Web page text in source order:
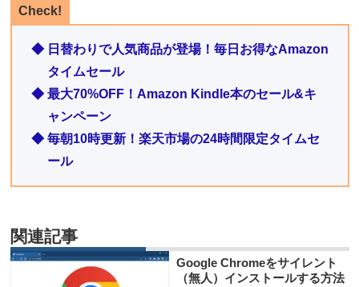
Check!
◆ 日替わりで人気商品が登場！毎日お得なAmazon
タイムセール
◆ 最大70%OFF！Amazon Kindle本のセール&キ
ャンペーン
◆ 毎朝10時更新！楽天市場の24時間限定タイムセ
ール
関連記事
Google Chromeをサイレント
（無人）インストールする方法